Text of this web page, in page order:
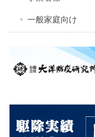
一般家庭向け